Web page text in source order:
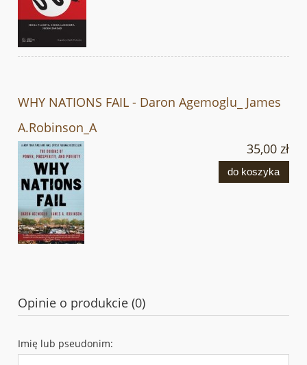
WHY NATIONS FAIL - Daron Agemoglu_ James
A.Robinson_A
35,00 zł
do koszyka
Opinie o produkcie (0)
Imię lub pseudonim: